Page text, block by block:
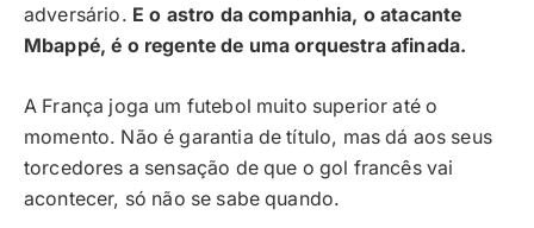
adversário. E o astro da companhia, o atacante
Mbappé, é o regente de uma orquestra afinada.
A França joga um futebol muito superior até o
momento. Não é garantia de título, mas dá aos seus
torcedores a sensação de que o gol francês vai
acontecer, só não se sabe quando.